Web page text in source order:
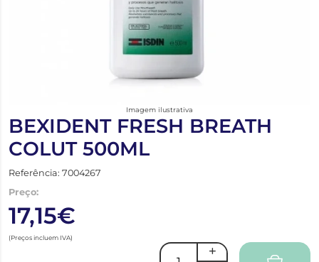
Imagem ilustrativa
BEXIDENT FRESH BREATH
COLUT 500ML
Referência: 7004267
Preço:
17,15€
(Preços incluem IVA)